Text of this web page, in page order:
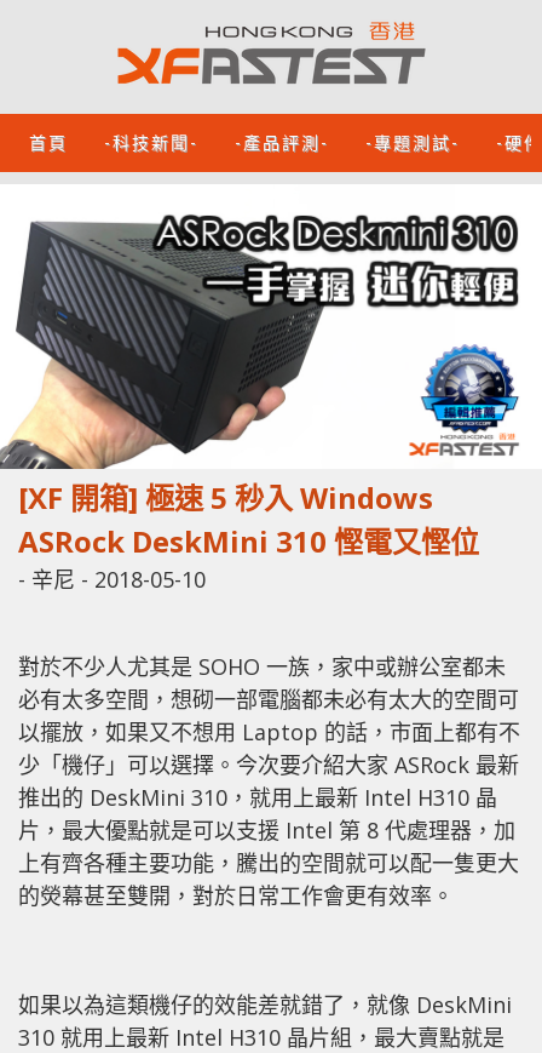
首頁 -科技新聞- -產品評測- -專題測試- -硬
[XF 開箱] 極速 5 秒入 Windows
ASRock DeskMini 310 慳電又慳位
- 辛尼 - 2018-05-10
對於不少人尤其是 SOHO 一族，家中或辦公室都未
必有太多空間，想砌一部電腦都未必有太大的空間可
以擺放，如果又不想用 Laptop 的話，市面上都有不
少「機仔」可以選擇。今次要介紹大家 ASRock 最新
推出的 DeskMini 310，就用上最新 Intel H310 晶
片，最大優點就是可以支援 Intel 第 8 代處理器，加
上有齊各種主要功能，騰出的空間就可以配一隻更大
的熒幕甚至雙開，對於日常工作會更有效率。
如果以為這類機仔的效能差就錯了，就像 DeskMini
310 就用上最新 Intel H310 晶片組，最大賣點就是